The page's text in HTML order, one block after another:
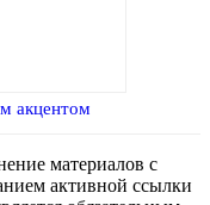
акцентом
материалов с
активной ссылки